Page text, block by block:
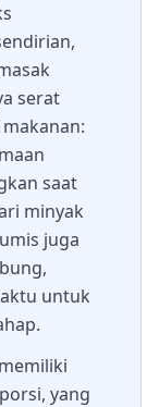
serat
saat
minyak
juga
untuk
yang